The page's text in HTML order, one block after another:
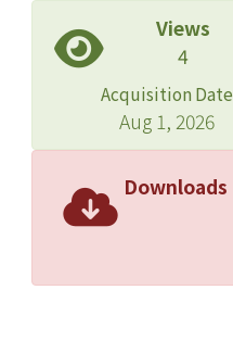
Views
4
Acquisition Date
Aug 1, 2026
Downloads